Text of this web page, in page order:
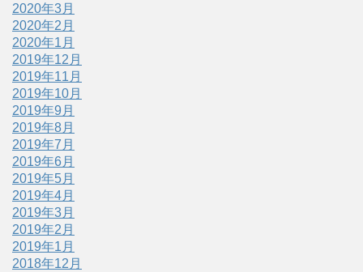
2020年3月
2020年2月
2020年1月
2019年12月
2019年11月
2019年10月
2019年9月
2019年8月
2019年7月
2019年6月
2019年5月
2019年4月
2019年3月
2019年2月
2019年1月
2018年12月